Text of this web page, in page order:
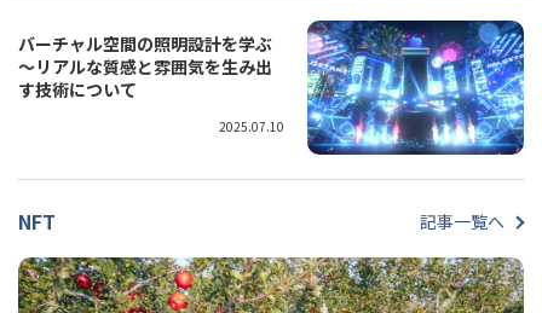
バーチャル空間の照明設計を学ぶ
～リアルな質感と雰囲気を生み出
す技術について
2025.07.10
NFT 記事一覧へ